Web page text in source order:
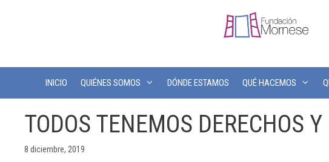
INICIO QUIÉNES SOMOS DÓNDE ESTAMOS QUÉ HACEMOS
TODOS TENEMOS DERECHOS Y
8 diciembre, 2019